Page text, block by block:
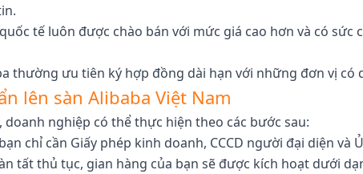
tế luôn được chào bán với mức giá cao hơn và có
thường ưu tiên ký hợp đồng dài hạn với những đơn vị
lên sàn Alibaba Việt Nam
nghiệp có thể thực hiện theo các bước sau:
chỉ cần Giấy phép kinh doanh, CCCD người đại diện và
tất thủ tục, gian hàng của bạn sẽ được kích hoạt dưới